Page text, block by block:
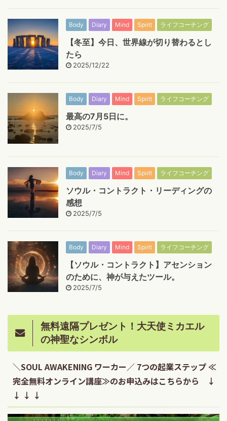
Body Diary Mind Spirit ライフコーチング
【冬至】今日、世界線が切り替わるとし
たら
2025/12/22
Body Diary Mind Spirit ライフコーチング
最高の7月5日に。
2025/7/5
Body Diary Mind Spirit ライフコーチング
ソウル・コントラクト・リーディングの
感想
2025/7/5
Body Diary Mind Spirit ライフコーチング
【ソウル・コントラクト】アセンション
のために、神が与えたツール。
2025/7/5
無料遠隔プレゼント！大天使ミカエル
の神聖なシンボル
＼SOUL AWAKENING ワーカー／ 7つの起業ステップ ≪
完全無料オンライン講座≫のお申込みはこちらから ↓
↓ ↓ ↓